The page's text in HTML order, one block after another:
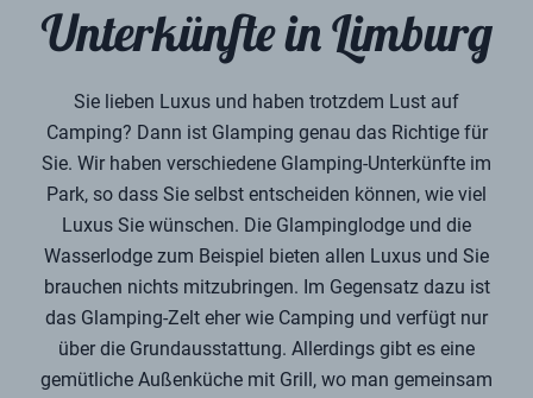
Unterkünfte in Limburg
Sie lieben Luxus und haben trotzdem Lust auf
Camping? Dann ist Glamping genau das Richtige für
Sie. Wir haben verschiedene Glamping-Unterkünfte im
Park, so dass Sie selbst entscheiden können, wie viel
Luxus Sie wünschen. Die Glampinglodge und die
Wasserlodge zum Beispiel bieten allen Luxus und Sie
brauchen nichts mitzubringen. Im Gegensatz dazu ist
das Glamping-Zelt eher wie Camping und verfügt nur
über die Grundausstattung. Allerdings gibt es eine
gemütliche Außenküche mit Grill, wo man gemeinsam